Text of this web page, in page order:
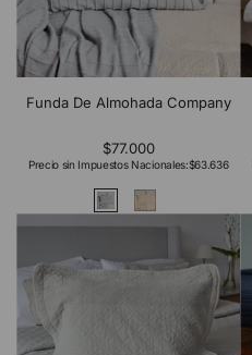
Funda De Almohada Company
$77.000
Precio sin Impuestos Nacionales:$63.636